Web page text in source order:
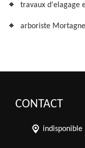
travaux d'elagage
arboriste
CONTACT
indisponible